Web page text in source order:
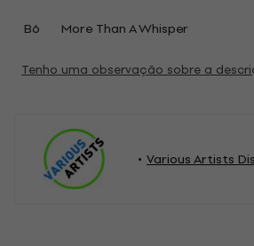
B6
More Than A Whisper
Tenho uma observação sobre a
Various Artists